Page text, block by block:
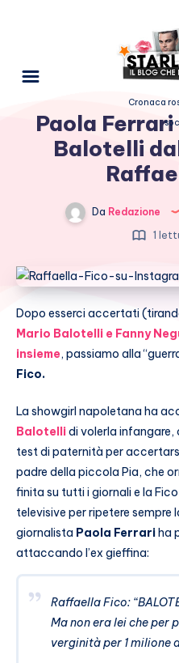
Cronaca
Paola
Balotelli
Da Redazione
1
Dopo esserci accertati
Mario Balotelli e Fanny
insieme, passiamo alla
Fico.
La showgirl napoletana ha
Balotellidi volerla
test di paternità per
padre della piccola Pia, che
finita su tutti i giornali e la
televisive per ripetere sempre
giornalista Paola Ferrariha
attaccando l’ex gieffina:
Raffaella Fico:
Ma non era lei che per
verginità per 1 milione